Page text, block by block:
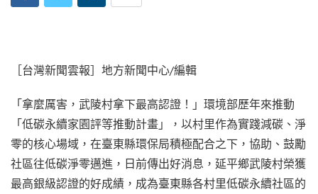
［台灣新聞雲報］地方新聞中心/編輯
「拿麼厲害，武陵村拿下最高認證！」環境部歷年來推動
「低碳永續家園評等推動計畫」，以村里作為實踐減碳、淨
零的核心場域，在臺東縣環保局積極配合之下，協助、鼓勵
社區往低碳淨零邁進，日前傳出好消息，延平鄉武陵村榮獲
最高銀級認證的好成績，成為臺東縣各村里低碳永續社區的